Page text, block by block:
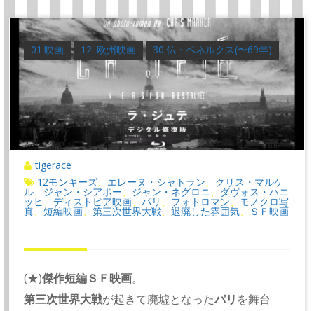
01.映画 12. 欧州映画 30.仏・ベネルクス(〜69年)
tigerace
12モンキーズ
エレーヌ・シャトラン クリス・マルケ
ル ジャン・シアポー ジャン・ネグロニ ダヴォス・ハニ
ッヒ 、ディストピア映画 、パリ フォトロマン モノクロ写
真 、短編映画 、第三次世界大戦 、退廃した雰囲気 ＳＦ映画
(★)傑作短編ＳＦ映画。
第三次世界大戦が起きて廃墟となったパリ を舞台